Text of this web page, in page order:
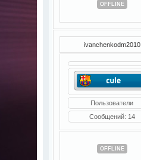
OFFLINE
ivanchenkodm2010
Пользователи
Сообщений: 14
OFFLINE